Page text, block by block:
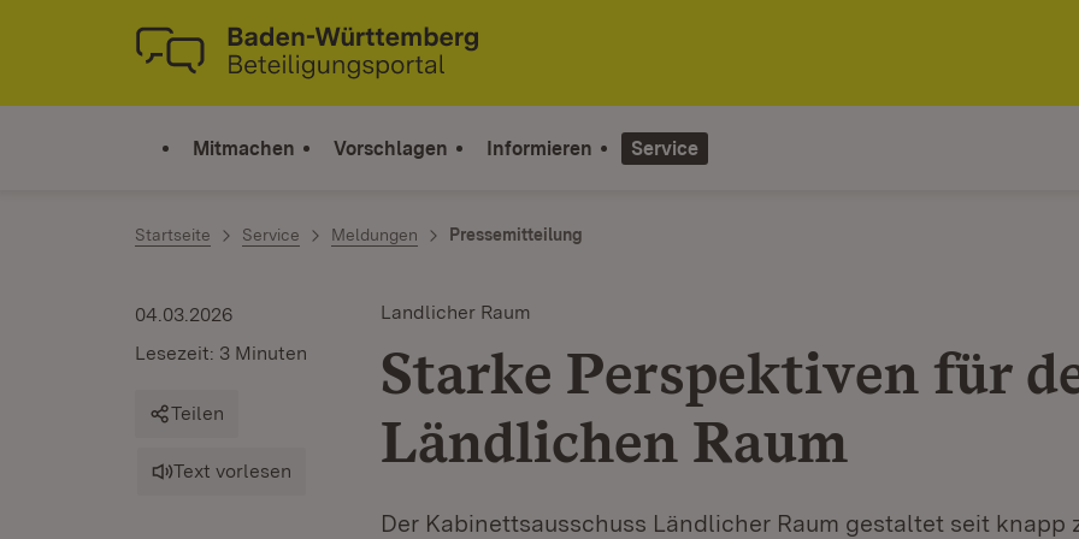
Zum Inhalt springen
Link zur Startseite
Mitmachen Vorschlagen Informieren Service
Startseite Service Meldungen Pressemitteilung
Landlicher Raum
Starke Perspektiven für
Ländlichen Raum
Der Kabinettsausschuss Ländlicher Raum gestaltet seit knapp
04.03.2026
Lesezeit: 3 Minuten
Teilen
Text vorlesen